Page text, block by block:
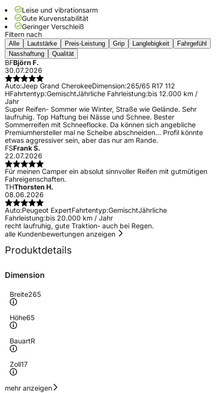
Leise und vibrationsarm
Gute Kurvenstabilität
Geringer Verschleiß
Filtern nach
Alle Lautstärke Preis-Leistung Grip Langlebigkeit
Fahrgefühl
Nasshaftung
Qualität
BFBjörn F.
30.07.2026
Auto:Jeep Grand CherokeeDimension:265/65 R17 112
HFahrtentyp:GemischtJährliche Fahrleistung:bis 12.000 km /
Jahr
Super Reifen- Sommer wie Winter, Straße wie Gelände. Sehr
laufruhig. Top Haftung bei Nässe und Schnee. Bester
Sommerreifen mit Schneeflocke. Da können sich angebliche
Premiumhersteller mal ne Scheibe abschneiden... Profil könnte
etwas aggressiver sein, aber das nur am Rande.
FSFrank S.
22.07.2026
Für meinen Camper ein absolut sinnvoller Reifen mit gutmütigen
Fahreigenschaften.
THThorsten H.
08.06.2026
Auto:Peugeot ExpertFahrtentyp:GemischtJährliche
Fahrleistung:bis 20.000 km / Jahr
recht laufruhig, gute Traktion- auch bei Regen.
alle Kundenbewertungen anzeigen
Produktdetails
Dimension
Breite265
Höhe65
BauartR
Zoll17
Geschwindigkeitsindex
mehr anzeigen